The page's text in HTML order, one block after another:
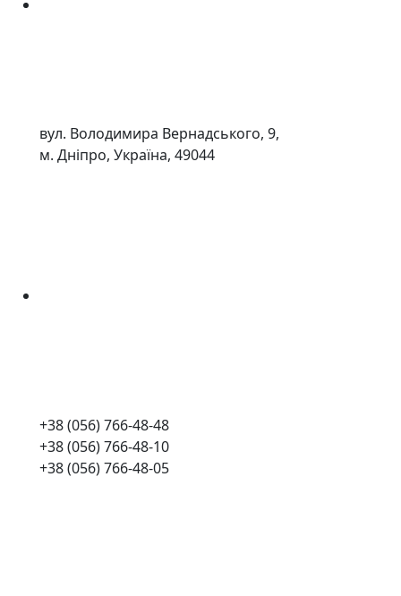
вул. Володимира Вернадського, 9,
м. Дніпро, Україна, 49044
+38 (056) 766-48-48
+38 (056) 766-48-10
+38 (056) 766-48-05